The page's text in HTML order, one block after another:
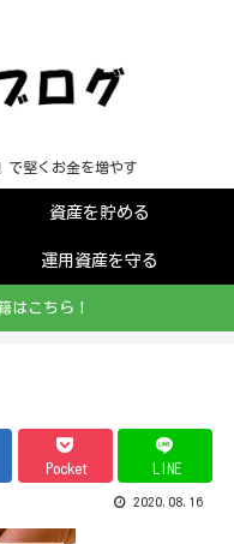
堅くお金を増やす
資産を貯める
運用資産を守る
はこちら！
Pocket LINE
2020.08.16